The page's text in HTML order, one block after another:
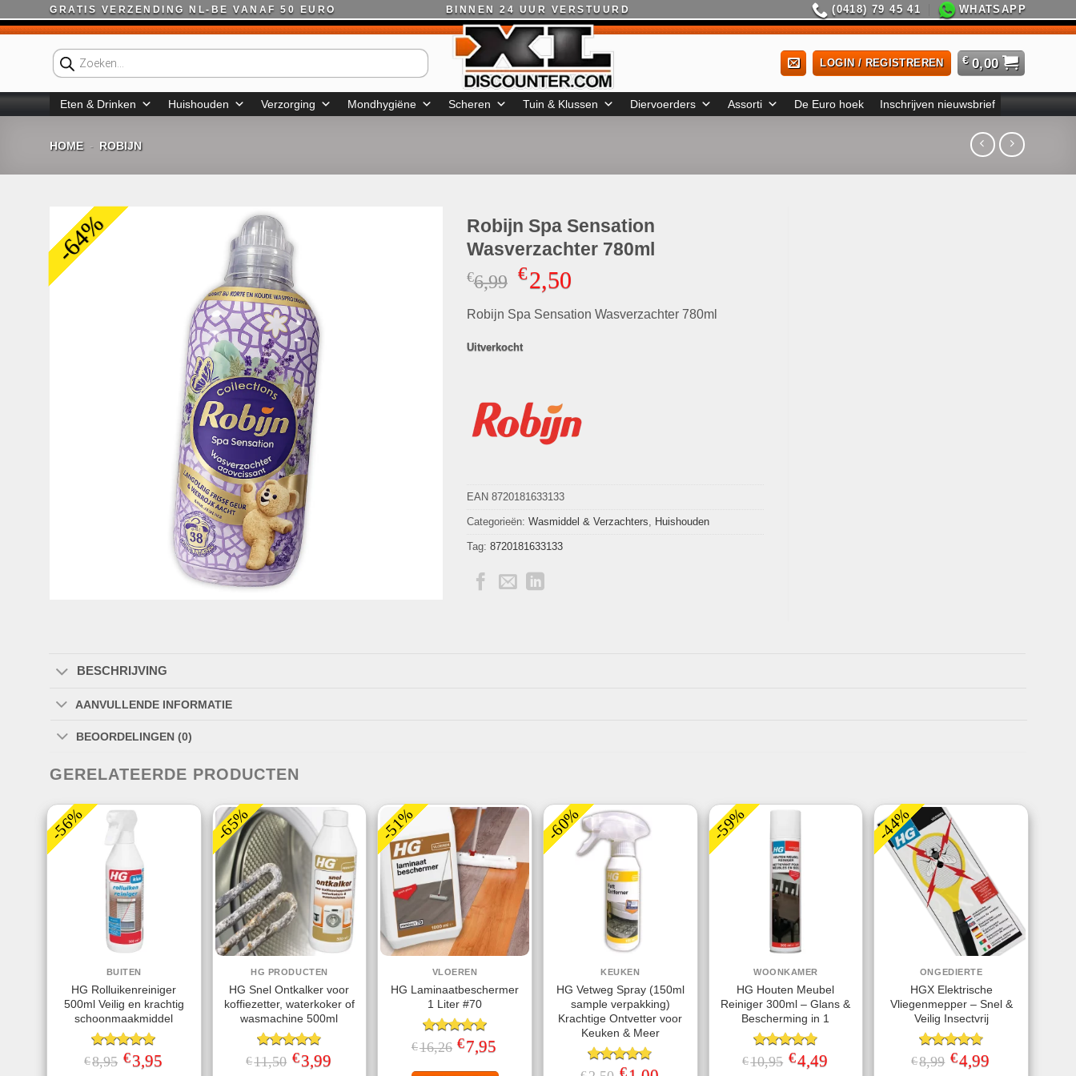
naar
GRATIS VERZENDING NL-BE VANAF 50 EURO BINNEN 24 UUR VERSTUURD (0418) 79 45 41 WHATSAPP
Producten
zoeken
LOGIN / REGISTREREN € 0,00
Eten & Drinken Huishouden Verzorging Mondhygiëne Scheren Tuin & Klussen Diervoerders Assorti De Euro hoek Inschrijven nieuwsbrief
HOME - ROBIJN
-64%
Robijn Spa Sensation
Wasverzachter 780ml
€6,99 Oorspronkelijke
prijs
was:
€2,50Huidige
is:
Robijn Spa Sensation Wasverzachter 780ml
Uitverkocht
EAN 8720181633133
Categorieën: Wasmiddel & Verzachters Huishouden
Tag: 8720181633133
BESCHRIJVING
AANVULLENDE INFORMATIE
BEOORDELINGEN (0)
GERELATEERDE PRODUCTEN
-56%
BUITEN
HG Rolluikenreiniger
500ml Veilig en krachtig
schoonmaakmiddel
Gewaardeerd
5.00uit 5
€8,95 Oorspronkelijke
prijs
€3,95prijs
-65%
HG PRODUCTEN
HG Snel Ontkalker voor
koffiezetter, waterkoker of
wasmachine 500ml
Gewaardeerd
4.80 uit 5
€11,50 Oorspronkelijke
prijs
€3,99Huidige
-51%
VLOEREN
HG Laminaatbeschermer
1 Liter #70
Gewaardeerd
5.00 uit 5
€16,26 Oorspronkelijke
prijs
€7,95
-60%
KEUKEN
HG Vetweg Spray (150ml
sample verpakking)
Krachtige Ontvetter voor
Keuken & Meer
Gewaardeerd
Oorspronkelijke
€
Huidige
-59%
WOONKAMER
HG Houten Meubel
Reiniger 300ml – Glans &
Bescherming in 1
Gewaardeerd
4.75 uit 5
€10,95 Oorspronkelijke
prijs
€4,49Huidige
-44%
ONGEDIERTE
HGX Elektrische
Vliegenmepper – Snel &
Veilig Insectvrij
Gewaardeerd
4.70uit 5
€8,99 Oorspronkelijke
prijs
€4,99Huidige